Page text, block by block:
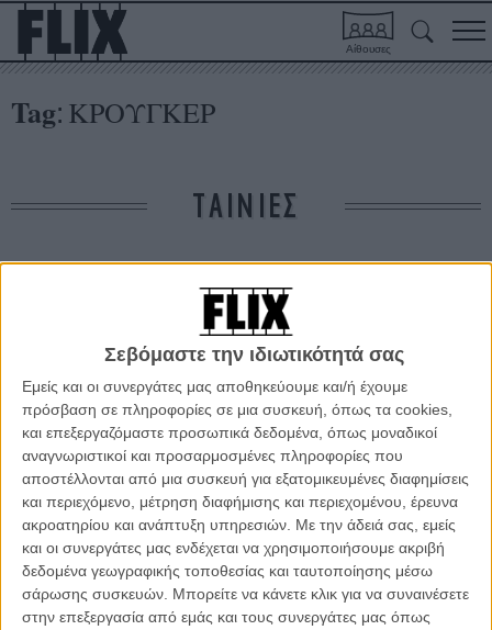
Σεβόμαστε την ιδιωτικότητά σας
Εμείς και οι συνεργάτες μας αποθηκεύουμε και/ή έχουμε
πρόσβαση σε πληροφορίες σε μια συσκευή, όπως τα cookies,
και επεξεργαζόμαστε προσωπικά δεδομένα, όπως μοναδικοί
αναγνωριστικοί και προσαρμοσμένες πληροφορίες που
αποστέλλονται από μια συσκευή για εξατομικευμένες διαφημίσεις
και περιεχόμενο, μέτρηση διαφήμισης και περιεχομένου, έρευνα
ακροατηρίου και ανάπτυξη υπηρεσιών. Με την άδειά σας, εμείς
και οι συνεργάτες μας ενδέχεται να χρησιμοποιήσουμε ακριβή
δεδομένα γεωγραφικής τοποθεσίας και ταυτοποίησης μέσω
σάρωσης συσκευών. Μπορείτε να κάνετε κλικ για να συναινέσετε
στην επεξεργασία από εμάς και τους συνεργάτες μας όπως
Αίθουσες
Tag: ΚΡΟΥΓΚΕΡ
ΤΑΙΝΙΕΣ
Δε βρέθηκαν σχετικές κριτικές ταινιών.
ΑΡΘΡΑ
Με γαλλικό...παντεσπάνι θα ανοίξει το 62ο Διεθνές
Φεστιβάλ Κινηματογράφου του Βερολίνου
ΝΕΑ /04 ΙΑΝ 2012/ Μανώλης Κρανάκης